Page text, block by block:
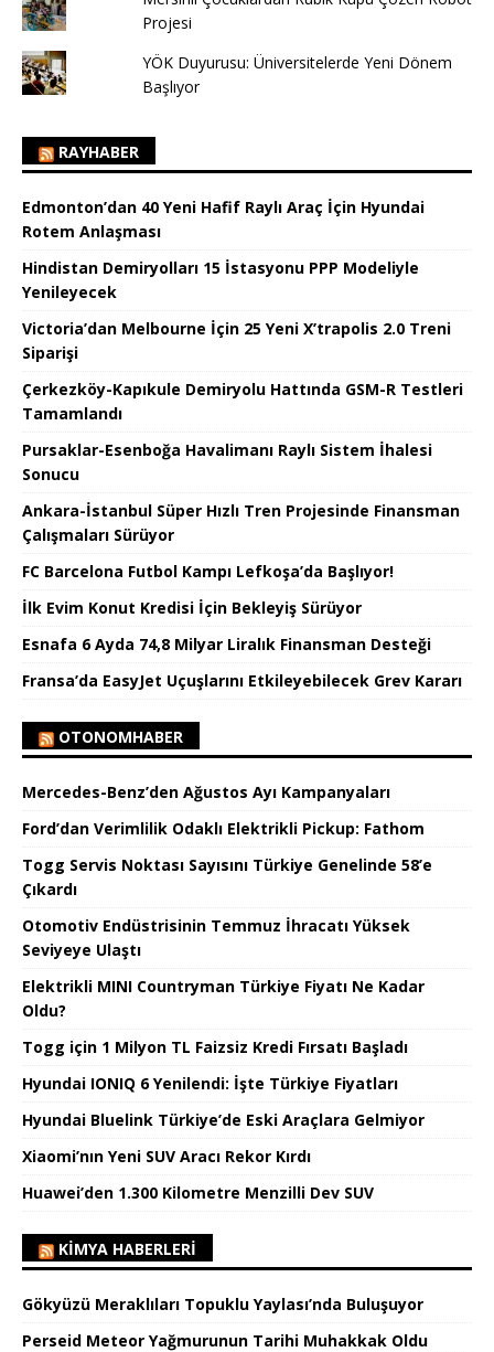
Projesi
YÖK Duyurusu: Üniversitelerde Yeni Dönem
Başlıyor
RAYHABER
Edmonton’dan 40 Yeni Hafif Raylı Araç İçin Hyundai
Rotem Anlaşması
Hindistan Demiryolları 15 İstasyonu PPP Modeliyle
Yenileyecek
Victoria’dan Melbourne İçin 25 Yeni X’trapolis 2.0 Treni
Siparişi
Çerkezköy-Kapıkule Demiryolu Hattında GSM-R Testleri
Tamamlandı
Pursaklar-Esenboğa Havalimanı Raylı Sistem İhalesi
Sonucu
Ankara-İstanbul Süper Hızlı Tren Projesinde Finansman
Çalışmaları Sürüyor
FC Barcelona Futbol Kampı Lefkoşa’da Başlıyor!
İlk Evim Konut Kredisi İçin Bekleyiş Sürüyor
Esnafa 6 Ayda 74,8 Milyar Liralık Finansman Desteği
Fransa’da EasyJet Uçuşlarını Etkileyebilecek Grev Kararı
OTONOMHABER
Mercedes-Benz’den Ağustos Ayı Kampanyaları
Ford’dan Verimlilik Odaklı Elektrikli Pickup: Fathom
Togg Servis Noktası Sayısını Türkiye Genelinde 58’e
Çıkardı
Otomotiv Endüstrisinin Temmuz İhracatı Yüksek
Seviyeye Ulaştı
Elektrikli MINI Countryman Türkiye Fiyatı Ne Kadar
Oldu?
Togg için 1 Milyon TL Faizsiz Kredi Fırsatı Başladı
Hyundai IONIQ 6 Yenilendi: İşte Türkiye Fiyatları
Hyundai Bluelink Türkiye’de Eski Araçlara Gelmiyor
Xiaomi’nın Yeni SUV Aracı Rekor Kırdı
Huawei’den 1.300 Kilometre Menzilli Dev SUV
KIMYA HABERLERI
Gökyüzü Meraklıları Topuklu Yaylası’nda Buluşuyor
Perseid Meteor Yağmurunun Tarihi Muhakkak Oldu